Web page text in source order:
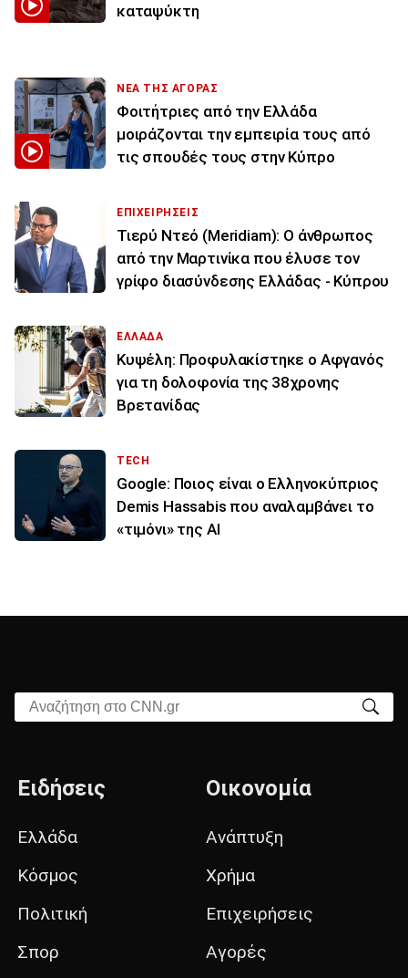
καταψύκτη
ΝΕΑ ΤΗΣ ΑΓΟΡΑΣ
Φοιτήτριες από την Ελλάδα
μοιράζονται την εμπειρία τους από
τις σπουδές τους στην Κύπρο
ΕΠΙΧΕΙΡΗΣΕΙΣ
Τιερύ Ντεό (Meridiam): Ο άνθρωπος
από την Μαρτινίκα που έλυσε τον
γρίφο διασύνδεσης Ελλάδας - Κύπρου
ΕΛΛΑΔΑ
Κυψέλη: Προφυλακίστηκε ο Αφγανός
για τη δολοφονία της 38χρονης
Βρετανίδας
TECH
Google: Ποιος είναι ο Ελληνοκύπριος
Demis Hassabis που αναλαμβάνει το
«τιμόνι» της ΑΙ
Αναζήτηση στο CNN.gr
Ειδήσεις
Ελλάδα
Κόσμος
Πολιτική
Σπορ
Οικονομία
Ανάπτυξη
Χρήμα
Επιχειρήσεις
Αγορές